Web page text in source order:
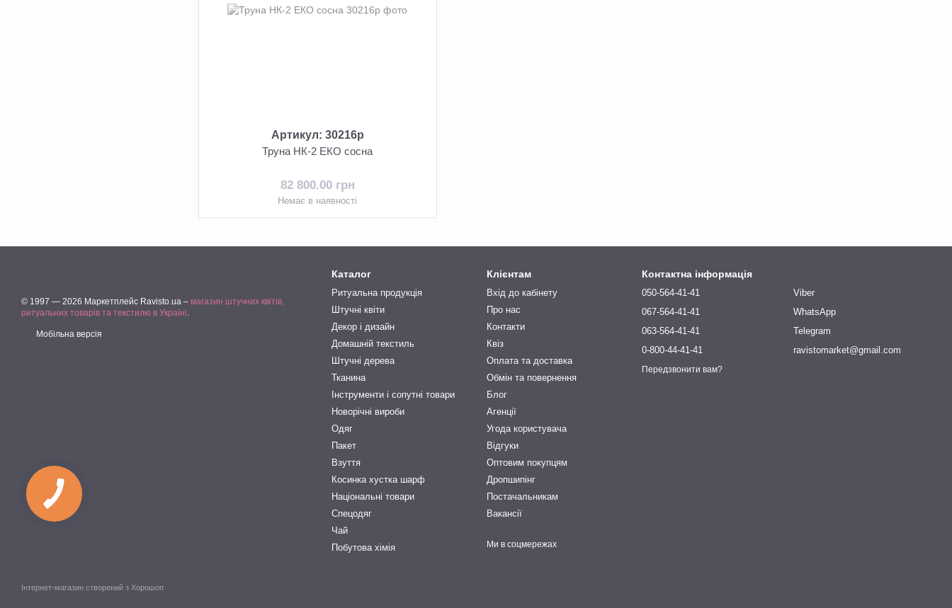
Артикул: 30216р
Труна НК-2 ЕКО сосна
82 800.00 грн
Немає в наявності
© 1997 — 2026 Маркетплейс Ravisto.ua – магазин штучних квітів,
ритуальних товарів та текстилю в Україні.
Мобільна версія
Інтернет-магазин створений з Хорошоп
Каталог
Ритуальна продукція
Штучні квіти
Декор і дизайн
Домашній текстиль
Штучні дерева
Тканина
Інструменти і сопутні товари
Новорічні вироби
Одяг
Пакет
Взуття
Косинка хустка шарф
Національні товари
Спецодяг
Чай
Побутова хімія
Клієнтам
Вхід до кабінету
Про нас
Контакти
Квіз
Оплата та доставка
Обмін та повернення
Блог
Агенції
Угода користувача
Відгуки
Оптовим покупцям
Дропшипінг
Постачальникам
Вакансії
Ми в соцмережах
Контактна інформація
050-564-41-41
067-564-41-41
063-564-41-41
0-800-44-41-41
Передзвонити вам?
Viber
WhatsApp
Telegram
ravistomarket@gmail.com